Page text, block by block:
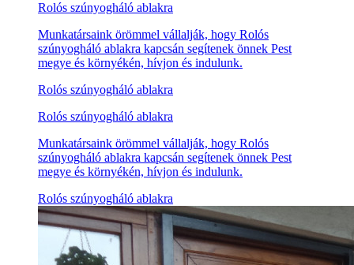
Rolós szúnyogháló ablakra
Munkatársaink örömmel vállalják, hogy Rolós
szúnyogháló ablakra kapcsán segítenek önnek Pest
megye és környékén, hívjon és indulunk.
Rolós szúnyogháló ablakra
Rolós szúnyogháló ablakra
Munkatársaink örömmel vállalják, hogy Rolós
szúnyogháló ablakra kapcsán segítenek önnek Pest
megye és környékén, hívjon és indulunk.
Rolós szúnyogháló ablakra